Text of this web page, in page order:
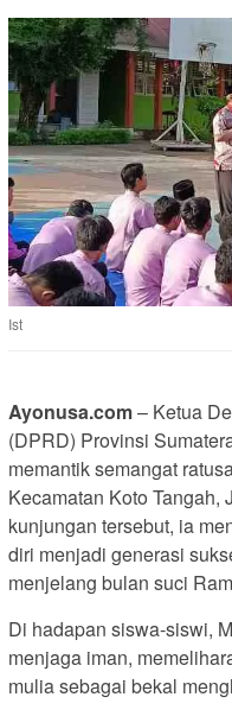
Ist
Ayonusa.com– Ketua
(DPRD) Provinsi
memantik semangat
Kecamatan Koto Tangah,
kunjungan tersebut, ia
diri menjadi generasi
menjelang bulan suci
Di hadapan siswa-siswi,
menjaga iman,
mulia sebagai bekal